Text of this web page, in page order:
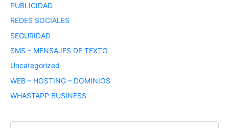
PUBLICIDAD
REDES SOCIALES
SEGURIDAD
SMS – MENSAJES DE TEXTO
Uncategorized
WEB – HOSTING – DOMINIOS
WHASTAPP BUSINESS